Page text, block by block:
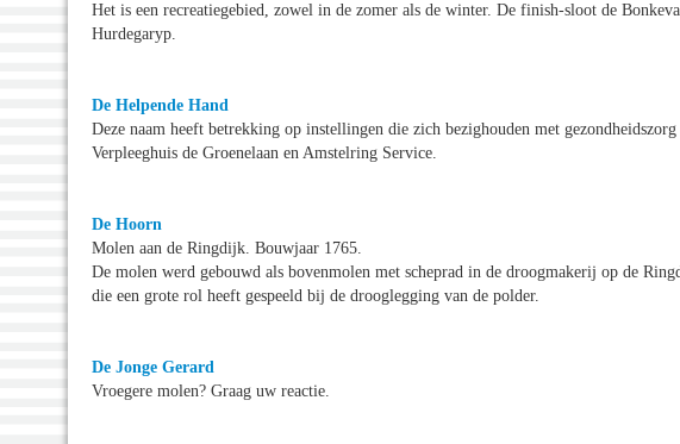
Het is een recreatiegebied, zowel in de zomer als de winter. De finish-sloot de
Hurdegaryp.
De Helpende Hand
Deze naam heeft betrekking op instellingen die zich bezighouden met
Verpleeghuis de Groenelaan en Amstelring Service.
De Hoorn
Molen aan de Ringdijk. Bouwjaar 1765.
De molen werd gebouwd als bovenmolen met scheprad in de droogmakerij op de
die een grote rol heeft gespeeld bij de drooglegging van de polder.
De Jonge Gerard
Vroegere molen? Graag uw reactie.